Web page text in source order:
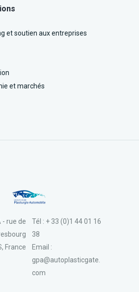
et soutien aux entreprises
et marchés
Tél : + 33 (0)1 44 01 16
38
Email :
gpa@autoplasticgate.
com
- rue de
France